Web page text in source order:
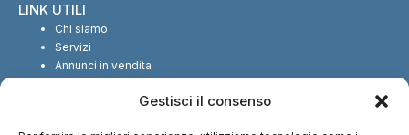
Gestisci il consenso
LINK UTILI
Chi siamo
Servizi
Annunci in vendita